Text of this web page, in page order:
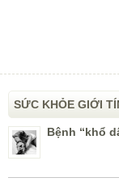
SỨC KHỎE GIỚI
Bệnh “khổ